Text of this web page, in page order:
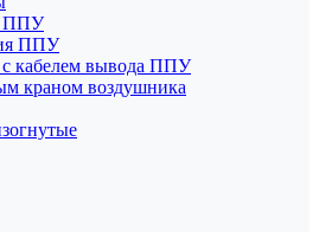
ППУ
ППУ
кабелем вывода ППУ
краном воздушника